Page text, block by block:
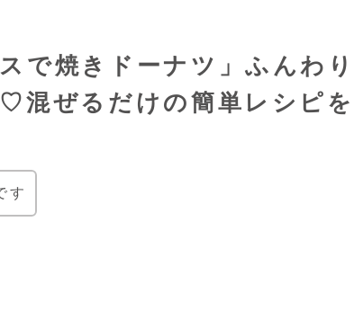
で焼きドーナツ」ふんわ
混ぜるだけの簡単レシピ
す